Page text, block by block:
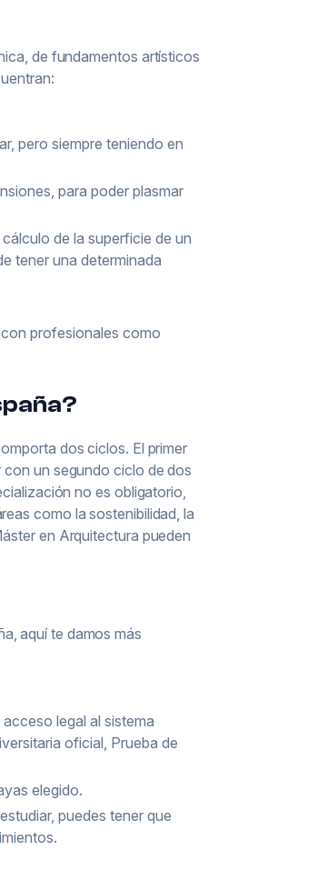
de fundamentos artísticos
pero siempre teniendo en
para poder plasmar
de la superficie de un
tener una determinada
profesionales como
dos ciclos. El primer
un segundo ciclo de dos
no es obligatorio,
como la sostenibilidad, la
en Arquitectura pueden
aquí te damos más
legal al sistema
oficial, Prueba de
elegido.
puedes tener que